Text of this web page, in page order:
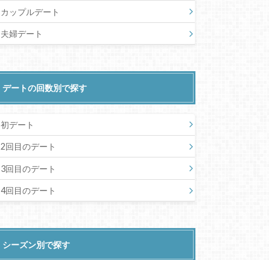
カップルデート
夫婦デート
デートの回数別で探す
初デート
2回目のデート
3回目のデート
4回目のデート
シーズン別で探す